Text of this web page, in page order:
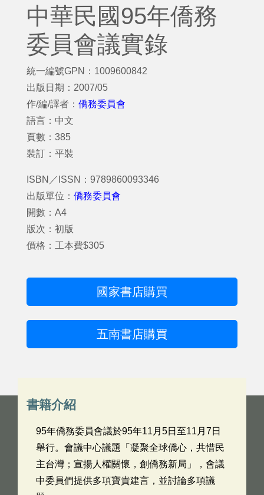
中華民國95年僑務
委員會議實錄
統一編號GPN：1009600842
出版日期：2007/05
作/編/譯者： 僑務委員會
語言：中文
頁數：385
裝訂：平裝
ISBN／ISSN：9789860093346
出版單位： 僑務委員會
開數：A4
版次：初版
價格：工本費$305
國家書店購買
五南書店購買
書籍介紹
95年僑務委員會議於95年11月5日至11月7日
舉行。會議中心議題「凝聚全球僑心，共惜民
主台灣；宣揚人權關懷，創僑務新局」，會議
中委員們提供多項寶貴建言，並討論多項議